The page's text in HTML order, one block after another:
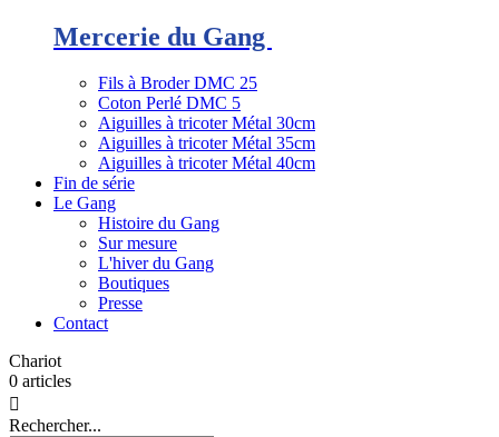
Mercerie du Gang
Fils à Broder DMC 25
Coton Perlé DMC 5
Aiguilles à tricoter Métal 30cm
Aiguilles à tricoter Métal 35cm
Aiguilles à tricoter Métal 40cm
Fin de série
Le Gang
Histoire du Gang
Sur mesure
L'hiver du Gang
Boutiques
Presse
Contact
Chariot
0 articles

Rechercher...